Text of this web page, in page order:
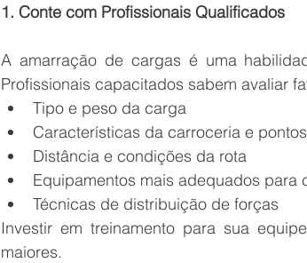
1. Conte com Profissionais Qualificados
A amarração de cargas é uma
Profissionais capacitados sabem avaliar
Tipo e peso da carga
Características da carroceria e
Distância e condições da rota
Equipamentos mais adequados para
Técnicas de distribuição de forças
Investir em treinamento para sua
maiores.